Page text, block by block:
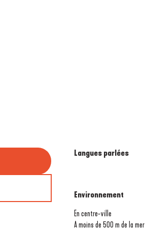
Langues parlées
Langues parlées
Environnement
Environnement
En centre-ville
A moins de 500 m de la mer